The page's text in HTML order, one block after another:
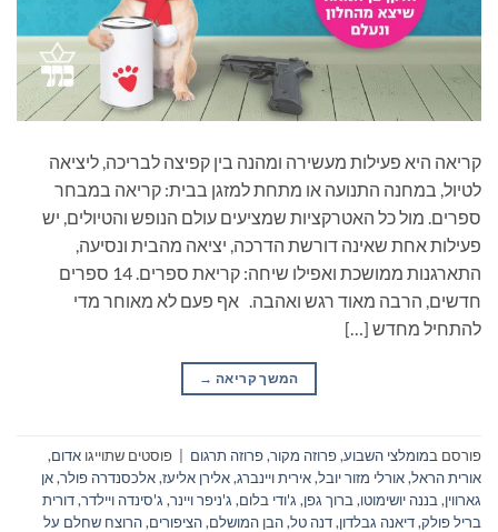
קריאה היא פעילות מעשירה ומהנה בין קפיצה לבריכה, ליציאה
לטיול, במחנה התנועה או מתחת למזגן בבית: קריאה במבחר
ספרים. מול כל האטרקציות שמציעים עולם הנופש והטיולים, יש
פעילות אחת שאינה דורשת הדרכה, יציאה מהבית ונסיעה,
התארגנות ממושכת ואפילו שיחה: קריאת ספרים. 14 ספרים
חדשים, הרבה מאוד רגש ואהבה. אף פעם לא מאוחר מדי
להתחיל מחדש […]
המשך קריאה →
פורסם במומלצי השבוע,פרוזה מקור,פרוזה תרגום | פוסטים שתוייגו אדום,
אורית הראל,אורלי מזור יובל,אירית ויינברג,אלירן אליעז,אלכסנדרה פולר,אן
גארווין, בננה יושימוטו, ברוך גפן, ג'ודי בלום, ג'ניפר ויינר, ג'סינדה ויילדר,דורית
בריל פולק,דיאנה גבלדון,דנה טל,הבן המושלם,הציפורים,הרוצח שחלם על